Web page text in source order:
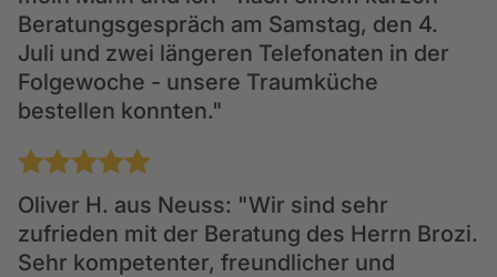
Beratungsgespräch am Samstag, den 4.
Juli und zwei längeren Telefonaten in der
Folgewoche - unsere Traumküche
bestellen konnten."
1 2 3 4 5
Oliver H. aus Neuss: "Wir sind sehr
zufrieden mit der Beratung des Herrn Brozi.
Sehr kompetenter, freundlicher und